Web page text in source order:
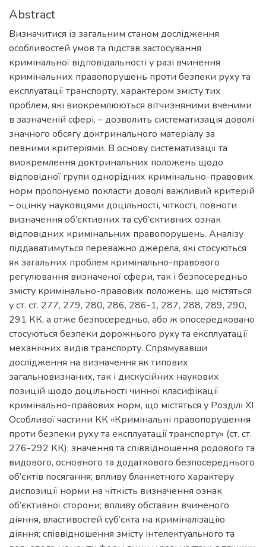
Abstract
Визначитися із загальним станом дослідження
особливостей умов та підстав застосування
кримінальної відповідальності у разі вчинення
кримінальних правопорушень проти безпеки руху та
експлуатації транспорту, характером змісту тих
проблем, які виокремлюються вітчизняними вченими
в зазначеній сфері, – дозволить систематизація доволі
значного обсягу доктринального матеріалу за
певними критеріями. В основу систематизації та
виокремлення доктринальних положень щодо
відповідної групи однорідних кримінально-правових
норм пропонуємо покласти доволі важливий критерій
– оцінку науковцями доцільності, чіткості, повноти
визначення об’єктивних та суб’єктивних ознак
відповідних кримінальних правопорушень. Аналізу
піддаватимуться переважно джерела, які стосуються
як загальних проблем кримінально-правового
регулювання визначеної сфери, так і безпосередньо
змісту кримінально-правових положень, що містяться
у ст. ст. 277, 279, 280, 286, 286-1, 287, 288, 289, 290,
291 КК, а отже безпосередньо, або ж опосередковано
стосуються безпеки дорожнього руху та експлуатації
механічних видів транспорту. Спрямувавши
дослідження на визначення як типових
загальновизнаних, так і дискусійних наукових
позицій щодо доцільності чинної класифікації
кримінально-правових норм, що містяться у Розділі XI
Особливої частини КК «Кримінальні правопорушення
проти безпеки руху та експлуатації транспорту» (ст. ст.
276-292 КК); значення та співвідношення родового та
видового, основного та додаткового безпосереднього
об’єктів посягання; впливу бланкетного характеру
диспозиції норми на чіткість визначення ознак
об’єктивної сторони; впливу обставин вчиненого
діяння, властивостей суб’єкта на криміналізацію
діяння; співвідношення змісту інтелектуального та